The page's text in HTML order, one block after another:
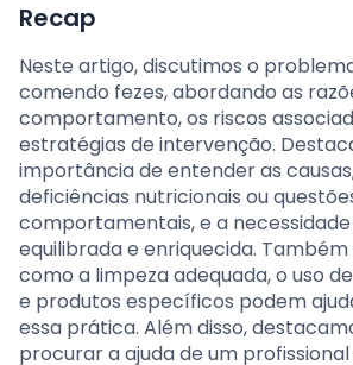
Recap
Neste artigo, discutimos o
comendo fezes, abordando as
comportamento, os riscos
estratégias de intervenção.
importância de entender as
deficiências nutricionais ou
comportamentais, e a
equilibrada e enriquecida.
como a limpeza adequada, o uso
e produtos específicos podem
essa prática. Além disso,
procurar a ajuda de um